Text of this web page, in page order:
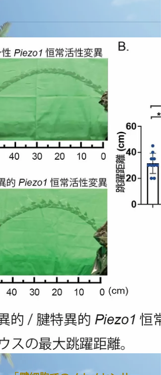
20602/k10013653631000.html 筋肉と
骨をつなぐ「けん」の強化に、特殊な
たんぱく質が関わっていること、この
たんぱく質が強く働いているマウス
は、ジャンプ力...